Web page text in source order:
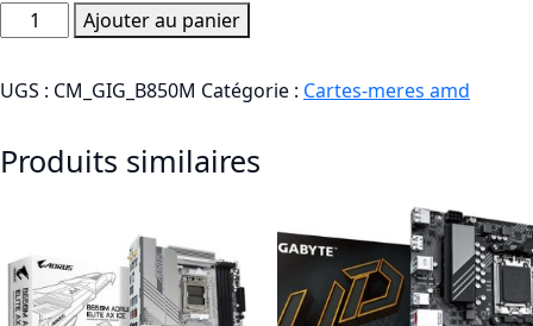
quantité
de
GIGABYTE
GAMING
WiFi6E
mATX
Ajouter au panier
UGS : CM_GIG_B850M Catégorie : Cartes-meres amd
Produits similaires